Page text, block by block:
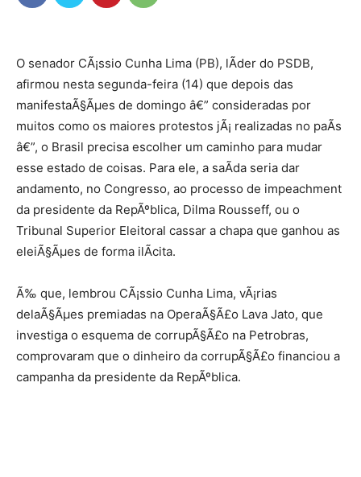
O senador CÃ¡ssio Cunha Lima (PB), lÃ­der do PSDB,
afirmou nesta segunda-feira (14) que depois das
manifestaÃ§Ãµes de domingo â€” consideradas por
muitos como os maiores protestos jÃ¡ realizadas no paÃ­s
â€”, o Brasil precisa escolher um caminho para mudar
esse estado de coisas. Para ele, a saÃ­da seria dar
andamento, no Congresso, ao processo de impeachment
da presidente da RepÃºblica, Dilma Rousseff, ou o
Tribunal Superior Eleitoral cassar a chapa que ganhou as
eleiÃ§Ãµes de forma ilÃ­cita.
Ã‰ que, lembrou CÃ¡ssio Cunha Lima, vÃ¡rias
delaÃ§Ãµes premiadas na OperaÃ§Ã£o Lava Jato, que
investiga o esquema de corrupÃ§Ã£o na Petrobras,
comprovaram que o dinheiro da corrupÃ§Ã£o financiou a
campanha da presidente da RepÃºblica.